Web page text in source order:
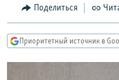
Вернутся
КУЛЬТУРА
КАВКАЗ.РЕАЛИИ
Поделиться
Приоритетный источник в